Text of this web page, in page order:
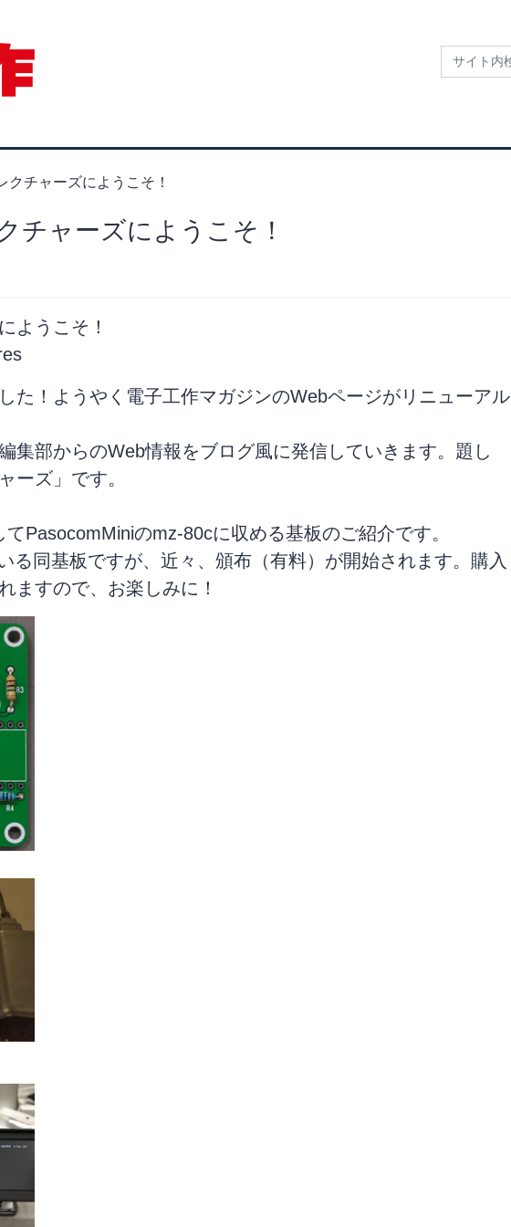
クチャーズにようこそ！
チャーズにようこそ！
ようこそ！
！ようやく電子工作マガジンのWebページがリニューアル
集部からのWeb情報をブログ風に発信していきます。題し
ーズ」です。
PasocomMiniのmz-80cに収める基板のご紹介です。
る同基板ですが、近々、頒布（有料）が開始されます。購入
ますので、お楽しみに！